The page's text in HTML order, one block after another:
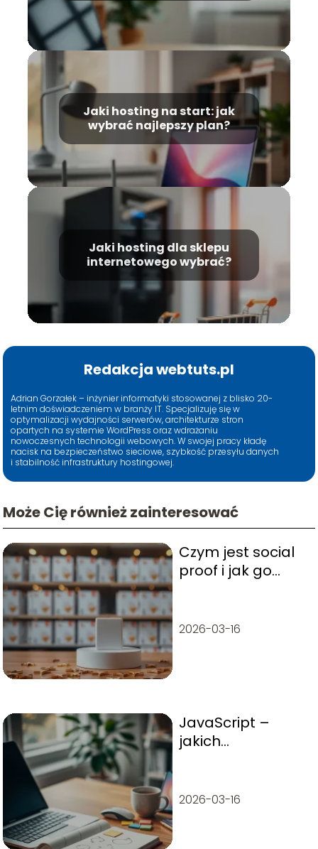
Jaki hosting na start: jak
wybrać najlepszy plan?
Jaki hosting dla sklepu
internetowego wybrać?
Redakcja webtuts.pl
Adrian Gorzałek – inżynier informatyki stosowanej z blisko 20-
letnim doświadczeniem w branży IT. Specjalizuję się w
optymalizacji wydajności serwerów, architekturze stron
opartych na systemie WordPress oraz wdrażaniu
nowoczesnych technologii webowych. W swojej pracy kładę
nacisk na bezpieczeństwo sieciowe, szybkość przesyłu danych
i stabilność infrastruktury hostingowej.
Może Cię również zainteresować
Czym jest social
proof i jak go
2026-03-16
JavaScript –
jakich
2026-03-16